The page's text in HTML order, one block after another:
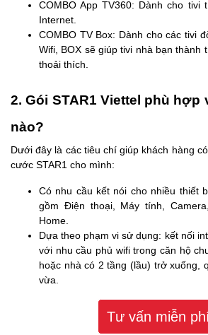
COMBO App TV360: Dành cho tivi
Internet.
COMBO TV Box: Dành cho các tivi
Wifi, BOX sẽ giúp tivi nhà bạn thành
thoải thích.
2. Gói STAR1 Viettel phù hợp
nào?
Dưới đây là các tiêu chí giúp khách hàng
cước STAR1 cho mình:
Có nhu cầu kết nói cho nhiều thiết
gồm Điện thoại, Máy tính,
Home.
Dựa theo phạm vi sử dụng: kết nối
với nhu cầu phủ wifi trong căn hộ
hoặc nhà có 2 tầng (lầu) trở xuống,
vừa.
Tư vấn miễn